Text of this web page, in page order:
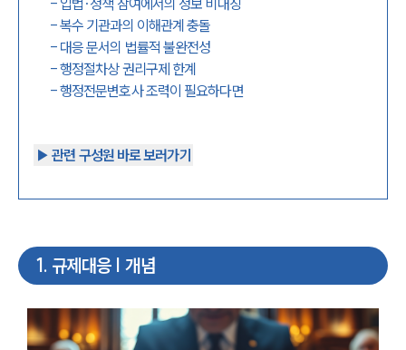
-복수 기관과의 이해관계 충돌
- 대응 문서의 법률적 불완전성
-행정절차상 권리구제 한계
-행정전문변호사 조력이 필요하다면
▶︎ 관련 구성원 바로 보러가기
1. 규제대응 | 개념